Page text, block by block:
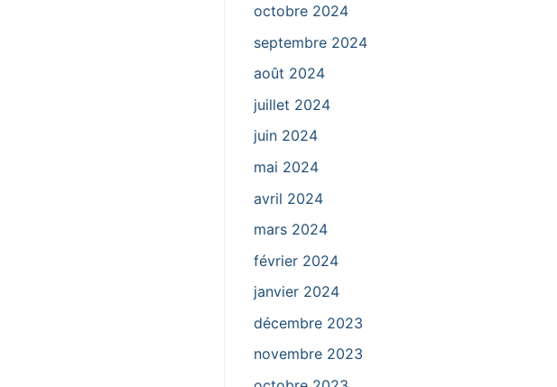
octobre 2024
septembre 2024
août 2024
juillet 2024
juin 2024
mai 2024
avril 2024
mars 2024
février 2024
janvier 2024
décembre 2023
novembre 2023